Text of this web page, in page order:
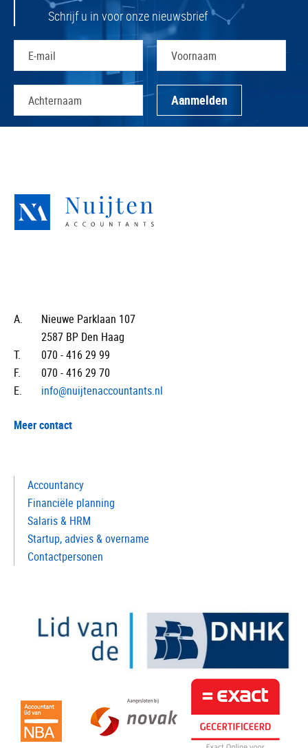
Schrijf u in voor onze nieuwsbrief
A.
Nieuwe Parklaan 107
2587 BP Den Haag
T.
070 - 416 29 99
F.
070 - 416 29 70
E.
info@nuijtenaccountants.nl
Meer contact
Accountancy
Financiële planning
Salaris & HRM
Startup, advies & overname
Contactpersonen